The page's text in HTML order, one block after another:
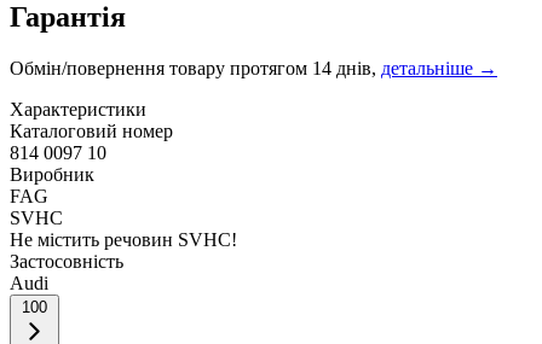
Гарантія
Обмін/повернення товару протягом 14 днів, детальніше →
Характеристики
Каталоговий номер
814 0097 10
Виробник
FAG
SVHC
Не містить речовин SVHC!
Застосовність
Audi